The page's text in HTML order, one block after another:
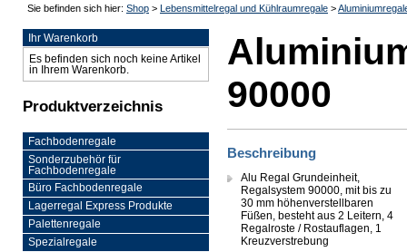
Sie befinden sich hier: Shop > Lebensmittelregal und Kühlraumregale >
Ihr Warenkorb
Es befinden sich noch keine Artikel
in Ihrem Warenkorb.
Produktverzeichnis
Fachbodenregale
Sonderzubehör für
Fachbodenregale
Büro Fachbodenregale
Lagerregal Express Produkte
Palettenregale
Spezialregale
90000
Beschreibung
Alu Regal Grundeinheit,
Regalsystem 90000, mit bis zu
30 mm höhenverstellbaren
Füßen, besteht aus 2 Leitern, 4
Regalroste / Rostauflagen, 1
Kreuzverstrebung